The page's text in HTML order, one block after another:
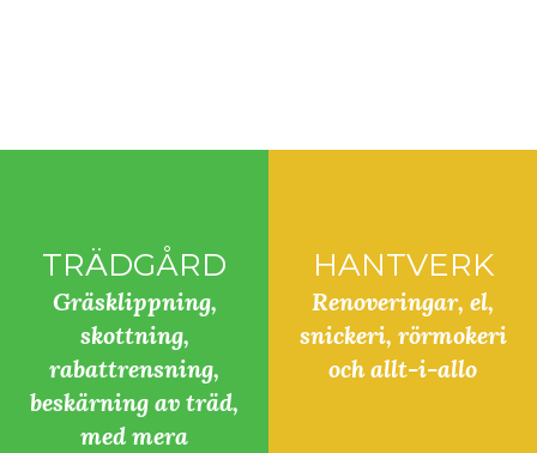
TRÄDGÅRD
Gräsklippning,
skottning,
rabattrensning,
beskärning av träd,
med mera
HANTVERK
Renoveringar, el,
snickeri, rörmokeri
och allt-i-allo